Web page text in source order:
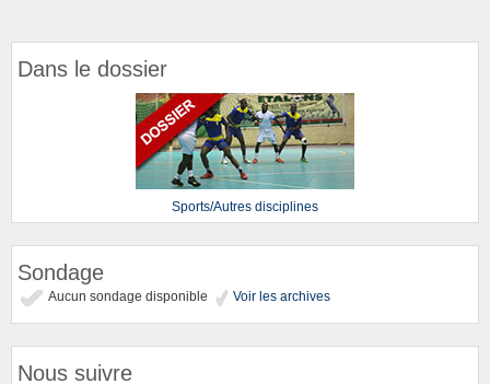
Dans le dossier
Sports/Autres disciplines
Sondage
Aucun sondage disponible Voir les archives
Nous suivre